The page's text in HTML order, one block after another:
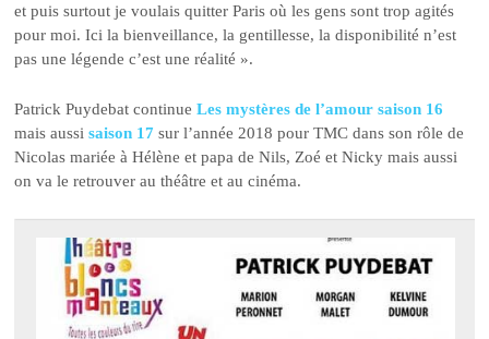
et puis surtout je voulais quitter Paris où les gens sont trop agités
pour moi. Ici la bienveillance, la gentillesse, la disponibilité n’est
pas une légende c’est une réalité ».
Patrick Puydebat continueLes mystères de l’amour saison 16
mais aussisaison 17 sur l’année 2018 pour TMC dans son rôle de
Nicolas mariée à Hélène et papa de Nils, Zoé et Nicky mais aussi
on va le retrouver au théâtre et au cinéma.